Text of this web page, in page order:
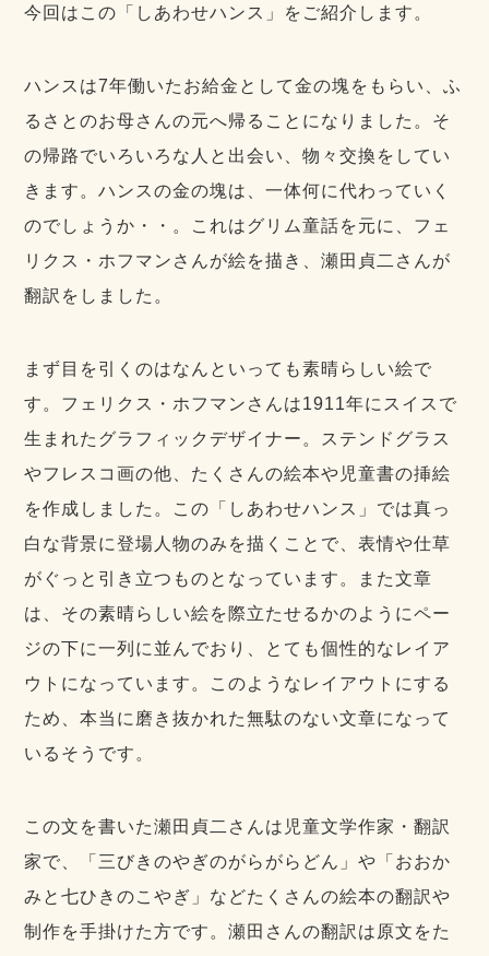
今回はこの「しあわせハンス」をご紹介します。
ハンスは7年働いたお給金として金の塊をもらい、ふ
るさとのお母さんの元へ帰ることになりました。そ
の帰路でいろいろな人と出会い、物々交換をしてい
きます。ハンスの金の塊は、一体何に代わっていく
のでしょうか・・。これはグリム童話を元に、フェ
リクス・ホフマンさんが絵を描き、瀬田貞二さんが
翻訳をしました。
まず目を引くのはなんといっても素晴らしい絵で
す。フェリクス・ホフマンさんは1911年にスイスで
生まれたグラフィックデザイナー。ステンドグラス
やフレスコ画の他、たくさんの絵本や児童書の挿絵
を作成しました。この「しあわせハンス」では真っ
白な背景に登場人物のみを描くことで、表情や仕草
がぐっと引き立つものとなっています。また文章
は、その素晴らしい絵を際立たせるかのようにペー
ジの下に一列に並んでおり、とても個性的なレイア
ウトになっています。このようなレイアウトにする
ため、本当に磨き抜かれた無駄のない文章になって
いるそうです。
この文を書いた瀬田貞二さんは児童文学作家・翻訳
家で、「三びきのやぎのがらがらどん」や「おおか
みと七ひきのこやぎ」などたくさんの絵本の翻訳や
制作を手掛けた方です。瀬田さんの翻訳は原文をた